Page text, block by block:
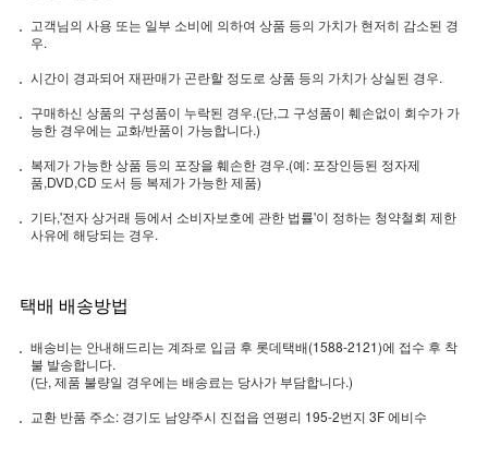
고객님의 사용 또는 일부 소비에 의하여 상품 등의 가치가 현저히 감소된 경
우.
시간이 경과되어 재판매가 곤란할 정도로 상품 등의 가치가 상실된 경우.
구매하신 상품의 구성품이 누락된 경우.(단,그 구성품이 훼손없이 회수가 가
능한 경우에는 교화/반품이 가능합니다.)
복제가 가능한 상품 등의 포장을 훼손한 경우.(예: 포장인등된 정자제
품,DVD,CD 도서 등 복제가 가능한 제품)
기타,'전자 상거래 등에서 소비자보호에 관한 법률'이 정하는 청약철회 제한
사유에 해당되는 경우.
택배 배송방법
배송비는 안내해드리는 계좌로 입금 후 롯데택배(1588-2121)에 접수 후 착
불 발송합니다.
(단, 제품 불량일 경우에는 배송료는 당사가 부담합니다.)
교환 반품 주소: 경기도 남양주시 진접읍 연평리 195-2번지 3F 에비수